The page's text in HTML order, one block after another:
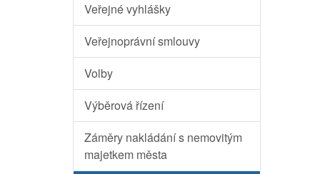
Veřejné vyhlášky
Veřejnoprávní smlouvy
Volby
Výběrová řízení
Záměry nakládání s nemovitým
majetkem města